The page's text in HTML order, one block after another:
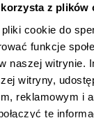
z plików
cookie do
funkcje
naszej witrynie.
witryny,
reklamowym i
te
indicato
realizziamo
in